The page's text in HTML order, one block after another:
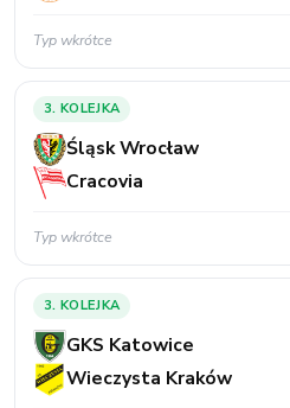
Typ wkrótce
3. KOLEJKA
Śląsk Wrocław
Cracovia
Typ wkrótce
3. KOLEJKA
GKS Katowice
Wieczysta Kraków